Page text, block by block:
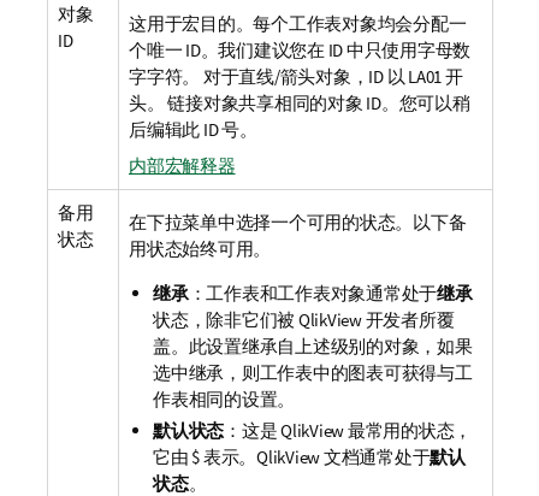
对象
ID
这用于宏目的。每个工作表对象均会分配一
个唯一 ID。我们建议您在 ID 中只使用字母数
字字符。 对于直线/箭头对象，ID 以 LA01 开
头。 链接对象共享相同的对象 ID。您可以稍
后编辑此 ID 号。
内部宏解释器
备用
状态
在下拉菜单中选择一个可用的状态。以下备
用状态始终可用。
继承：工作表和工作表对象通常处于继承
状态，除非它们被 QlikView 开发者所覆
盖。此设置继承自上述级别的对象，如果
选中继承，则工作表中的图表可获得与工
作表相同的设置。
默认状态 ：这是 QlikView 最常用的状态，
它由 $ 表示。QlikView 文档通常处于默认
状态。